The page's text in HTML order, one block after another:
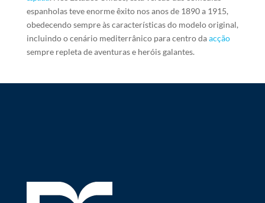
espanholas teve enorme êxito nos anos de 1890 a 1915,
obedecendo sempre às características do modelo original,
incluindo o cenário mediterrânico para centro daacção
sempre repleta de aventuras e heróis galantes.